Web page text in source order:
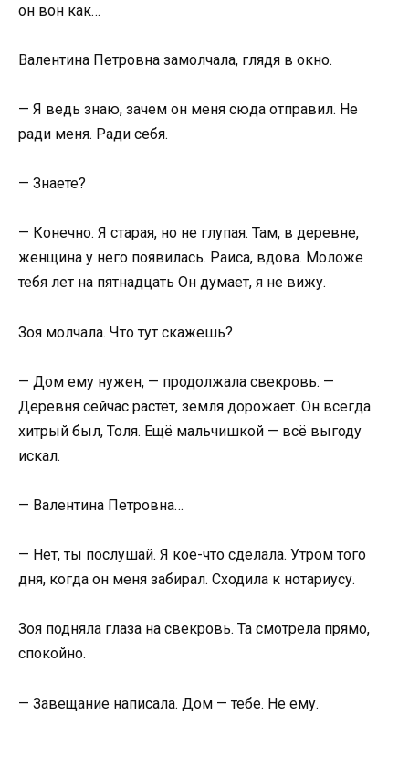
он вон как…
Валентина Петровна замолчала, глядя в окно.
— Я ведь знаю, зачем он меня сюда отправил. Не
ради меня. Ради себя.
— Знаете?
— Конечно. Я старая, но не глупая. Там, в деревне,
женщина у него появилась. Раиса, вдова. Моложе
тебя лет на пятнадцать Он думает, я не вижу.
Зоя молчала. Что тут скажешь?
— Дом ему нужен, — продолжала свекровь. —
Деревня сейчас растёт, земля дорожает. Он всегда
хитрый был, Толя. Ещё мальчишкой — всё выгоду
искал.
— Валентина Петровна…
— Нет, ты послушай. Я кое-что сделала. Утром того
дня, когда он меня забирал. Сходила к нотариусу.
Зоя подняла глаза на свекровь. Та смотрела прямо,
спокойно.
— Завещание написала. Дом — тебе. Не ему.